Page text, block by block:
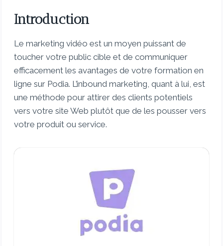
Introduction
Le marketing vidéo est un moyen puissant de
toucher votre public cible et de communiquer
efficacement les avantages de votre formation en
ligne sur Podia. L’inbound marketing, quant à lui, est
une méthode pour attirer des clients potentiels
vers votre site Web plutôt que de les pousser vers
votre produit ou service.